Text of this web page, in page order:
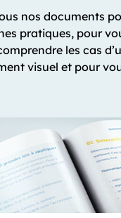
GUIDES
VOUS